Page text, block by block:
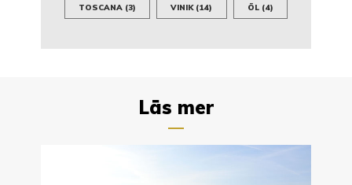
TOSCANA (3) VINIK(14) ÖL(4)
Läs mer